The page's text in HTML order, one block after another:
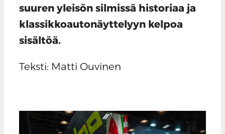
suuren yleisön silmissä historiaa ja
klassikkoautonäyttelyyn kelpoa
sisältöä.
Teksti: Matti Ouvinen